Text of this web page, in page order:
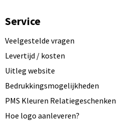
Service
Veelgestelde vragen
Levertijd / kosten
Uitleg website
Bedrukkingsmogelijkheden
PMS Kleuren Relatiegeschenken
Hoe logo aanleveren?